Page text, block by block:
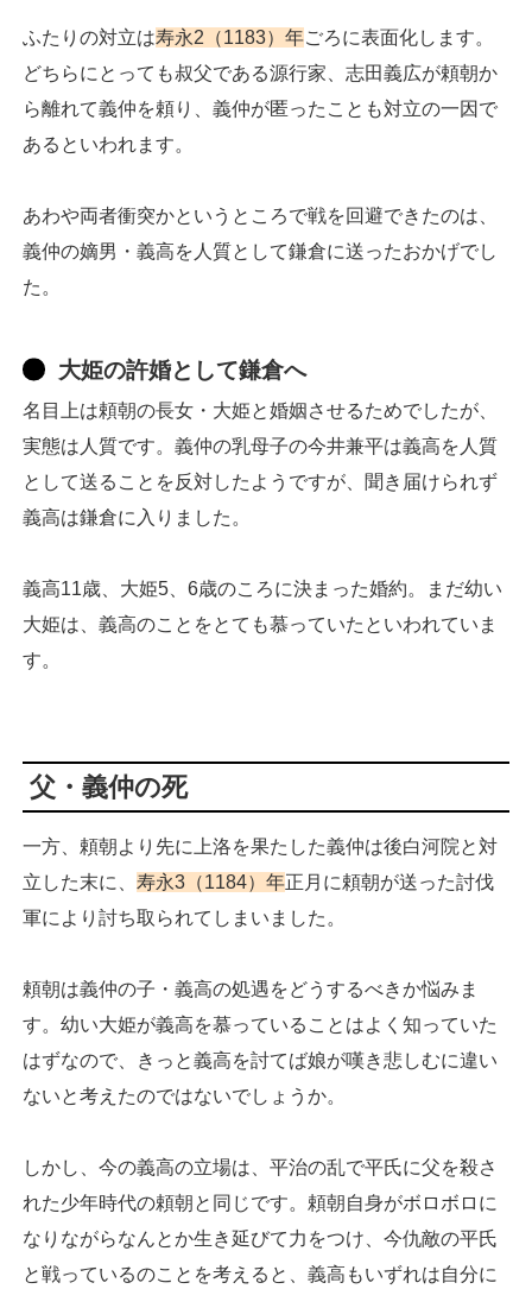
ふたりの対立は寿永2（1183）年ごろに表面化します。
どちらにとっても叔父である源行家、志田義広が頼朝か
ら離れて義仲を頼り、義仲が匿ったことも対立の一因で
あるといわれます。
あわや両者衝突かというところで戦を回避できたのは、
義仲の嫡男・義高を人質として鎌倉に送ったおかげでし
た。
大姫の許婚として鎌倉へ
名目上は頼朝の長女・大姫と婚姻させるためでしたが、
実態は人質です。義仲の乳母子の今井兼平は義高を人質
として送ることを反対したようですが、聞き届けられず
義高は鎌倉に入りました。
義高11歳、大姫5、6歳のころに決まった婚約。まだ幼い
大姫は、義高のことをとても慕っていたといわれていま
す。
父・義仲の死
一方、頼朝より先に上洛を果たした義仲は後白河院と対
立した末に、 寿永3（1184）年正月に頼朝が送った討伐
軍により討ち取られてしまいました。
頼朝は義仲の子・義高の処遇をどうするべきか悩みま
す。幼い大姫が義高を慕っていることはよく知っていた
はずなので、きっと義高を討てば娘が嘆き悲しむに違い
ないと考えたのではないでしょうか。
しかし、今の義高の立場は、平治の乱で平氏に父を殺さ
れた少年時代の頼朝と同じです。頼朝自身がボロボロに
なりながらなんとか生き延びて力をつけ、今仇敵の平氏
と戦っているのことを考えると、義高もいずれは自分に